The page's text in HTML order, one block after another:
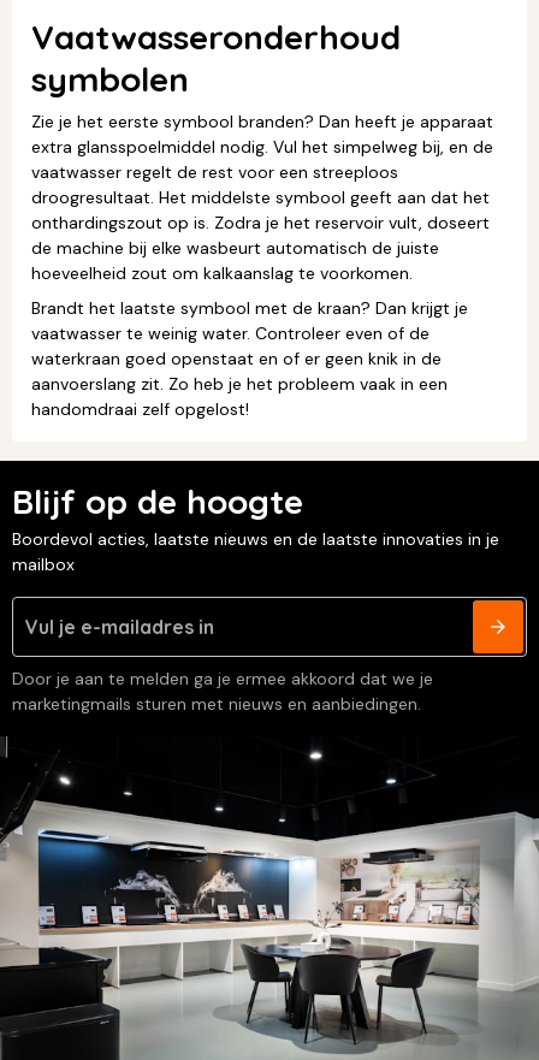
Vaatwasseronderhoud
symbolen
Zie je het eerste symbool branden? Dan heeft je apparaat
extra glansspoelmiddel nodig. Vul het simpelweg bij, en de
vaatwasser regelt de rest voor een streeploos
droogresultaat. Het middelste symbool geeft aan dat het
onthardingszout op is. Zodra je het reservoir vult, doseert
de machine bij elke wasbeurt automatisch de juiste
hoeveelheid zout om kalkaanslag te voorkomen.
Brandt het laatste symbool met de kraan? Dan krijgt je
vaatwasser te weinig water. Controleer even of de
waterkraan goed openstaat en of er geen knik in de
aanvoerslang zit. Zo heb je het probleem vaak in een
handomdraai zelf opgelost!
Blijf op de hoogte
Boordevol acties, laatste nieuws en de laatste innovaties in je
mailbox
Door je aan te melden ga je ermee akkoord dat we je
marketingmails sturen met nieuws en aanbiedingen.